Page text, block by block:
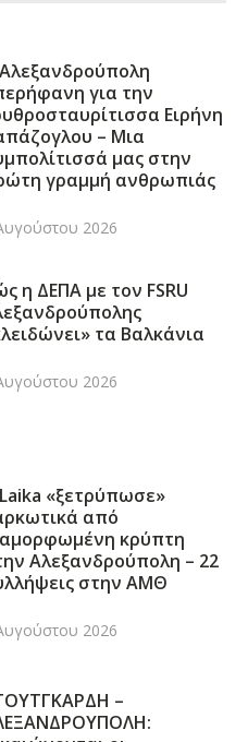
για την
Ειρήνη
– Μια
μας στην
γραμμή ανθρωπιάς
2026
η ΔΕΠΑ με τον FSRU
τα Βαλκάνια
2026
«ξετρύπωσε»
από
κρύπτη
Αλεξανδρούπολη – 22
στην ΑΜΘ
2026
–